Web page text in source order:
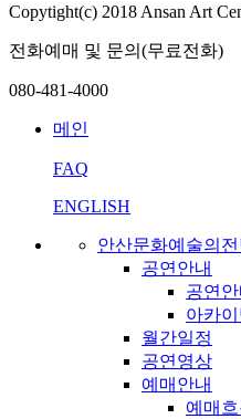
Copytight(c) 2018 Ansan Art
전화예매 및 문의(무료전화)
080-481-4000
메인
FAQ
ENGLISH
안산문화예술의
공연안내
공연안
아카이
월간일정
공연영상
예매안내
예매